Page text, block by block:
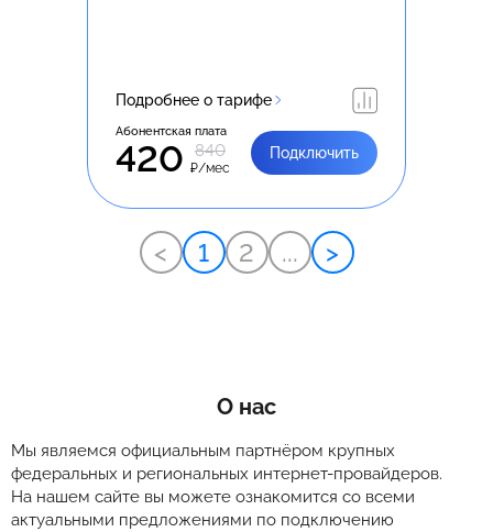
Подробнее о тарифе
Абонентская плата
420 840
₽/мес
Подключить
< 1 2 ... >
О нас
Мы являемся официальным партнёром крупных
федеральных и региональных интернет-провайдеров.
На нашем сайте вы можете ознакомится со всеми
актуальными предложениями по подключению